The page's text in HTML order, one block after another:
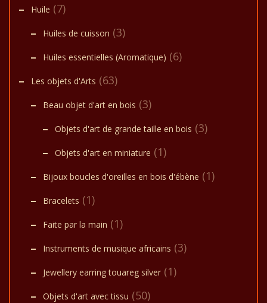
Huile (7)
Huiles de cuisson (3)
Huiles essentielles (Aromatique) (6)
Les objets d'Arts (63)
Beau objet d'art en bois (3)
Objets d'art de grande taille en bois (3)
Objets d'art en miniature (1)
Bijoux boucles d'oreilles en bois d'ébène (1)
Bracelets (1)
Faite par la main (1)
Instruments de musique africains (3)
Jewellery earring touareg silver (1)
Objets d'art avec tissu (50)